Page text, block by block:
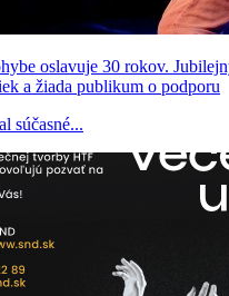
oslavuje 30 rokov.
a žiada publikum o podporu
súčasné...